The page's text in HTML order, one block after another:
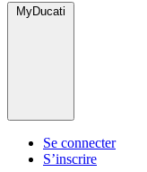
MyDucati
Se connecter
S’inscrire